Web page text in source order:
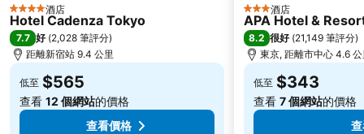
水道橋站
Shinjuku-gyoemmae Metro Station
Shinagawa
Hamamatsucho station
Ofuna Station
Nishi-Kasai Metro Station
Fujisawa Station
Shimbashi Metro Station
Chiba Station
Toyosu Station
4 星級 酒店
Hotel Cadenza Tokyo
7.7 好 (2,028 筆評分)
距離新宿站 9.4 公里
低至 $565
查看 12 個網站的價格
查看價格
3 星級酒店
APA Hotel &
8.2 很好 (21,149 筆評分)
東京, 距離市中心 4.6
低至 $343
查看 7 個網站的價格